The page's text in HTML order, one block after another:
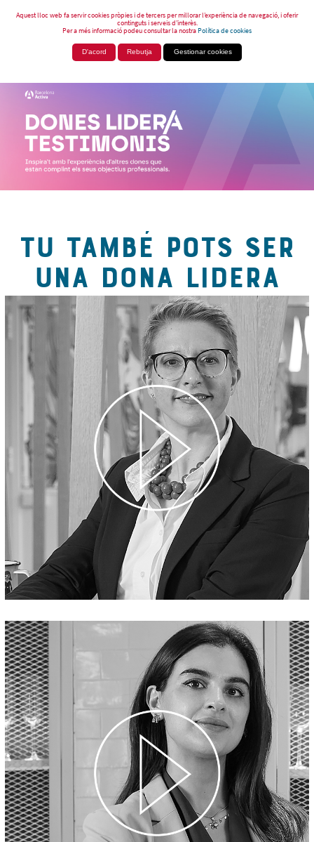
Aquest lloc web fa servir cookies pròpies i de tercers per millorar l’experiència de navegació, i oferir
continguts i serveis d’interès.
Per a més informació podeu consultar la nostraPolítica de cookies
D'acord Rebutja Gestionar cookies
TU TAMBÉ POTS SER
UNA DONA LIDERA